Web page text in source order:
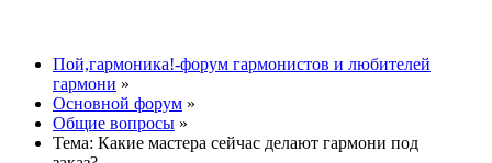
Пой,гармоника!-форум гармонистов и любителей
гармони »
Основной форум »
Общие вопросы »
Тема: Какие мастера сейчас делают гармони под